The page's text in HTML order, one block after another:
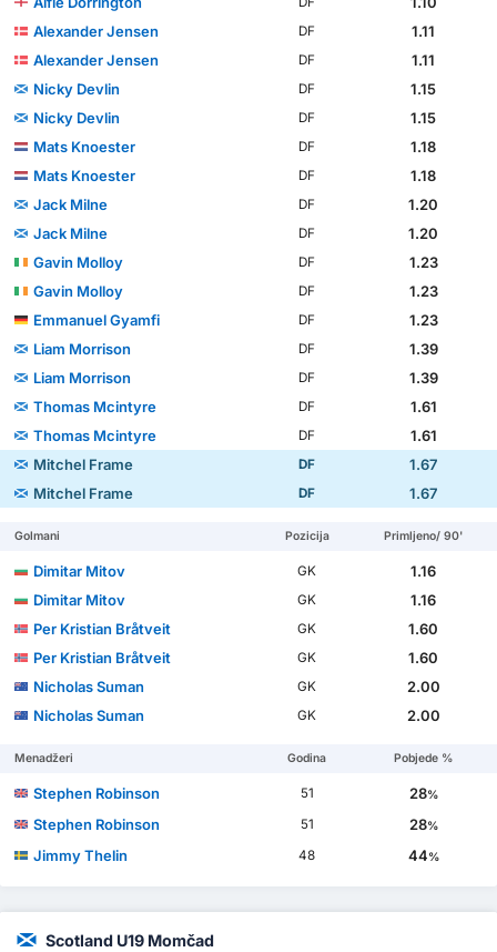
Alexander Jensen
DF
1.11
Alexander Jensen
DF
1.11
Nicky Devlin
DF
1.15
Nicky Devlin
DF
1.15
Mats Knoester
DF
1.18
Mats Knoester
DF
1.18
Jack Milne
DF
1.20
Jack Milne
DF
1.20
Gavin Molloy
DF
1.23
Gavin Molloy
DF
1.23
Emmanuel Gyamfi
DF
1.23
Liam Morrison
DF
1.39
Liam Morrison
DF
1.39
Thomas Mcintyre
DF
1.61
Thomas Mcintyre
DF
1.61
Mitchel Frame
DF
1.67
Mitchel Frame
DF 1.67
Golmani Pozicija Primljeno/ 90'
Dimitar Mitov GK
1.16
Dimitar Mitov
GK
1.16
Per Kristian Bråtveit
GK
1.60
Per Kristian Bråtveit
GK
1.60
Nicholas Suman
GK
2.00
Nicholas Suman
GK 2.00
Menadžeri Godina Pobjede %
Stephen Robinson 51 28%
Stephen Robinson 51 28%
Jimmy Thelin 48 44%
Scotland U19 Momčad